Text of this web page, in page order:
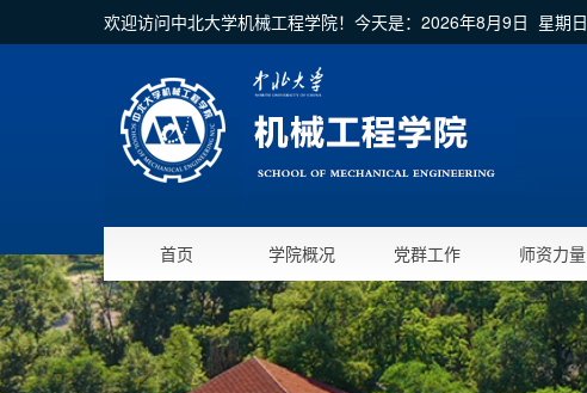
欢迎访问中北大学机械工程学院！今天是： 2026年8月9日 星期日
首页 学院概况 党群工作 师资力量